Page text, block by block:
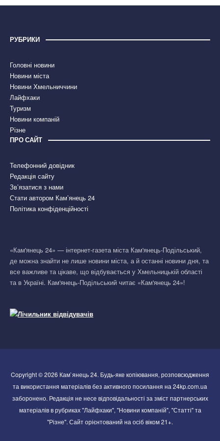
РУБРИКИ
Головні новини
Новини міста
Новини Хмельниччини
Лайфхаки
Туризм
Новини компаній
Різне
ПРО САЙТ
Телефонний довідник
Редакція сайту
Зв’язатися з нами
Стати автором Кам’янець 24
Політика конфіденційності
«Кам'янець 24» — інтернет-газета міста Кам'янець-Подільський,
де можна знайти не лише новини міста, а й останні новини дня, та
все важливе та цікаве, що відбувається у Хмельницькій області
та в Україні. Кам'янець-Подільський читає «Кам'янець 24»!
Copyright © 2026 Кам`янець 24. Будь-яке копіювання, розповсюдження
та використання матеріалів без активного посилання на 24kp.com.ua
заборонено. Редакція не несе відповідальності за зміст партнерських
матеріалів в рубриках "Лайфхаки", "Новини компаній", "Статті" та
"Різне". Сайт орієнтований на осіб віком 21+.